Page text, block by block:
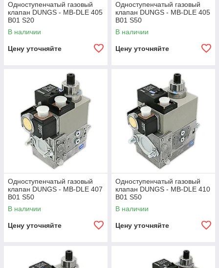
Одноступенчатый газовый
клапан DUNGS - MB-DLE 405
B01 S20
В наличии
Цену уточняйте
Одноступенчатый газовый
клапан DUNGS - MB-DLE 405
B01 S50
В наличии
Цену уточняйте
Одноступенчатый газовый
клапан DUNGS - MB-DLE 407
B01 S50
В наличии
Цену уточняйте
Одноступенчатый газовый
клапан DUNGS - MB-DLE 410
B01 S50
В наличии
Цену уточняйте